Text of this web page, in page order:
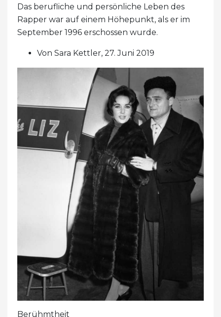
Das berufliche und persönliche Leben des
Rapper war auf einem Höhepunkt, als er im
September 1996 erschossen wurde.
Von Sara Kettler, 27. Juni 2019
Berühmtheit